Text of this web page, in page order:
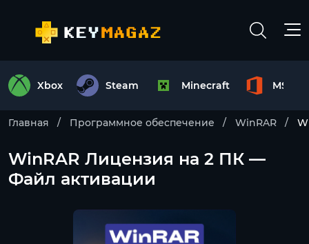
Xbox Steam Minecraft MS
Главная Программное обеспечение WinRAR
WinRAR Лицензия на 2 ПК —
Файл активации